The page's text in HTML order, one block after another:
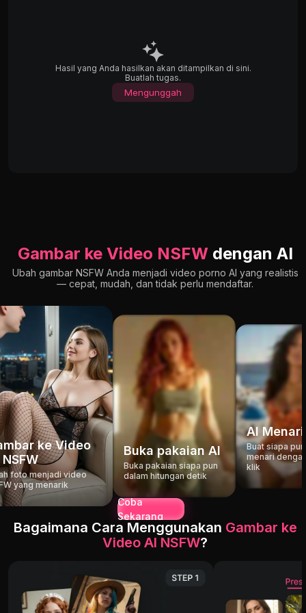
Hasil yang Anda hasilkan akan ditampilkan di sini.
Buatlah tugas.
Mengunggah
Gambar ke Video NSFWdengan AI
Ubah gambar NSFW Anda menjadi video porno AI yang realistis
— cepat, mudah, dan tidak perlu mendaftar.
ke Video
foto menjadi video
yang menarik
Buka pakaian AI
Buka pakaian siapa pun
dalam hitungan detik
AI Menari
Buat siapa pun
menari
klik
Coba
Sekarang
Bagaimana Cara Menggunakan Gambar ke
Video AI NSFW?